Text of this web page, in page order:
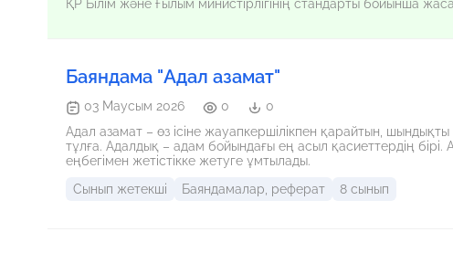
ҚР Білім және Ғылым министірлігінің стандарты бойынша
Баяндама "Адал азамат"
03 Маусым 2026 0
0
Адал азамат – өз ісіне жауапкершілікпен қарайтын,
тұлға. Адалдық – адам бойындағы ең асыл қасиеттердің бірі.
еңбегімен жетістікке жетуге ұмтылады.
Сынып жетекші
Баяндамалар, реферат 8 сынып